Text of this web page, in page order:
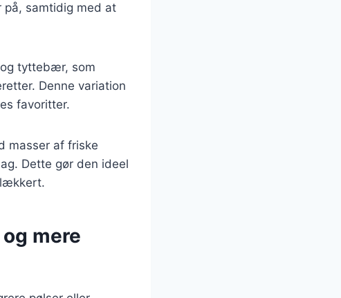
på, samtidig med at
tyttebær, som
Denne variation
favoritter.
masser af friske
Dette gør den ideel
lækkert.
mere